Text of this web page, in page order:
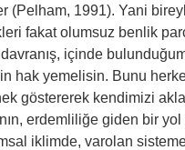
(Pelham, 1991). Yani
fakat olumsuz benlik
içinde
hak yemelisin. Bunu
göstererek kendimizi
erdemliliğe giden bir
iklimde, varolan sisteme